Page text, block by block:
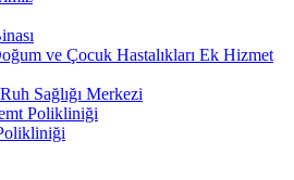
ve Çocuk Hastalıkları Ek Hizmet
Sağlığı Merkezi
Polikliniği